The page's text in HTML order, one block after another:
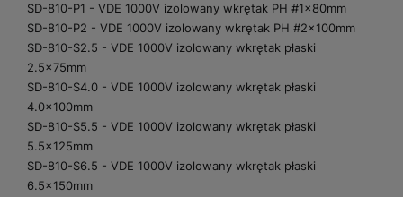
SD-810-P1 - VDE 1000V izolowany wkrętak PH #1x80mm
SD-810-P2 - VDE 1000V izolowany wkrętak PH #2x100mm
SD-810-S2.5 - VDE 1000V izolowany wkrętak płaski
2.5x75mm
SD-810-S4.0 - VDE 1000V izolowany wkrętak płaski
4.0x100mm
SD-810-S5.5 - VDE 1000V izolowany wkrętak płaski
5.5x125mm
SD-810-S6.5 - VDE 1000V izolowany wkrętak płaski
6.5x150mm